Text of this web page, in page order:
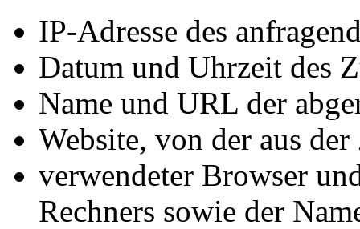
IP-Adresse des
Datum und Uhrzeit des
Name und URL der
Website, von der aus
verwendeter Browser
Rechners sowie der